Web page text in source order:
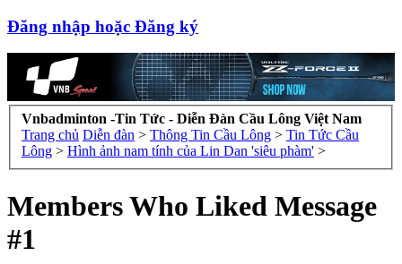
Đăng nhập hoặc Đăng ký
Vnbadminton -Tin Tức - Diễn Đàn Cầu Lông Việt Nam
Trang chủ Diễn đàn > Thông Tin Cầu Lông > Tin Tức Cầu
Lông > Hình ảnh nam tính của Lin Dan 'siêu phàm' >
Members Who Liked Message
#1